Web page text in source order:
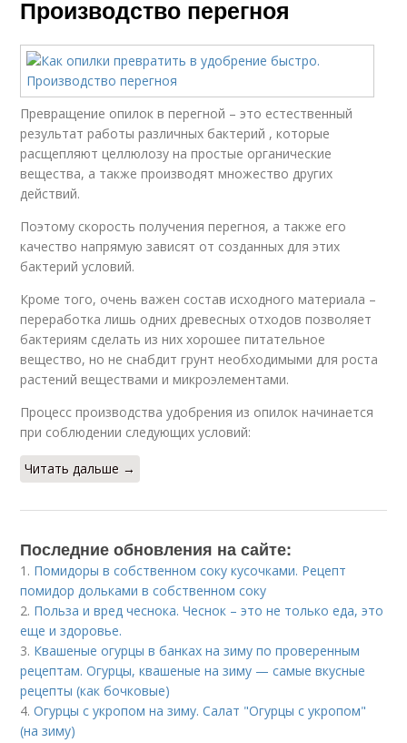
Производство перегноя
Превращение опилок в перегной – это естественный
результат работы различных бактерий , которые
расщепляют целлюлозу на простые органические
вещества, а также производят множество других
действий.
Поэтому скорость получения перегноя, а также его
качество напрямую зависят от созданных для этих
бактерий условий.
Кроме того, очень важен состав исходного материала –
переработка лишь одних древесных отходов позволяет
бактериям сделать из них хорошее питательное
вещество, но не снабдит грунт необходимыми для роста
растений веществами и микроэлементами.
Процесс производства удобрения из опилок начинается
при соблюдении следующих условий:
Читать дальше →
Последние обновления на сайте:
1. Помидоры в собственном соку кусочками. Рецепт
помидор дольками в собственном соку
2. Польза и вред чеснока. Чеснок – это не только еда, это
еще и здоровье.
3. Квашеные огурцы в банках на зиму по проверенным
рецептам. Огурцы, квашеные на зиму — самые вкусные
рецепты (как бочковые)
4.Огурцы с укропом на зиму. Салат "Огурцы с укропом"
(на зиму)